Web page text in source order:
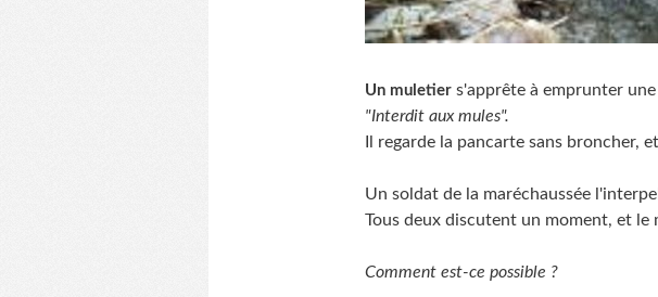
Un muletier s'apprête à emprunter
"Interdit aux mules".
Il regarde la pancarte sans broncher,
Un soldat de la maréchaussée
Tous deux discutent un moment, et
Comment est-ce possible ?